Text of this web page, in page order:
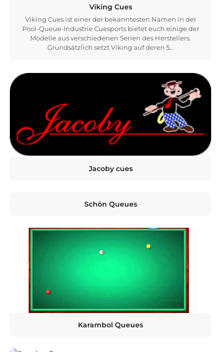
Viking Cues
Viking Cues ist einer der bekanntesten Namen in der
Pool-Queue-Industrie Cuesports bietet euch einige der
Modelle aus verschiedenen Serien des Herstellers.
Grundsätzlich setzt Viking auf deren 5…
Jacoby cues
Schön Queues
Karambol Queues